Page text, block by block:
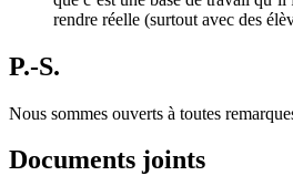
rendre réelle (surtout avec des
P.-S.
Nous sommes ouverts à toutes
Documents joints